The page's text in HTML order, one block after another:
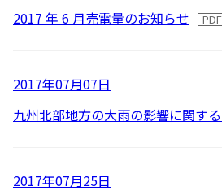
2017 年 6 月売電量のお知らせ
2017年07月07日
九州北部地方の大雨の影響に関す
2017年07月25日